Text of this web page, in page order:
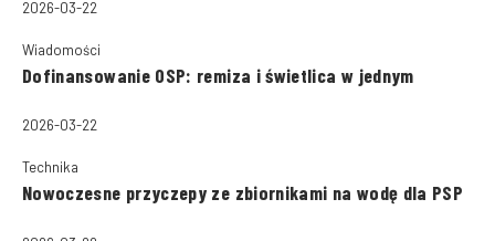
2026-03-22
Wiadomości
Dofinansowanie OSP: remiza i świetlica w jednym
2026-03-22
Technika
Nowoczesne przyczepy ze zbiornikami na wodę dla PSP